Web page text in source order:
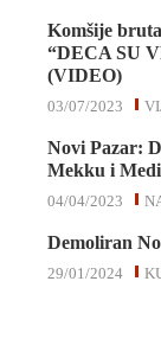
Komšije
“DECA SU
(VIDEO)
03/07/2023
Novi Pazar:
Mekku i
04/04/2023
Demoliran
29/01/2024